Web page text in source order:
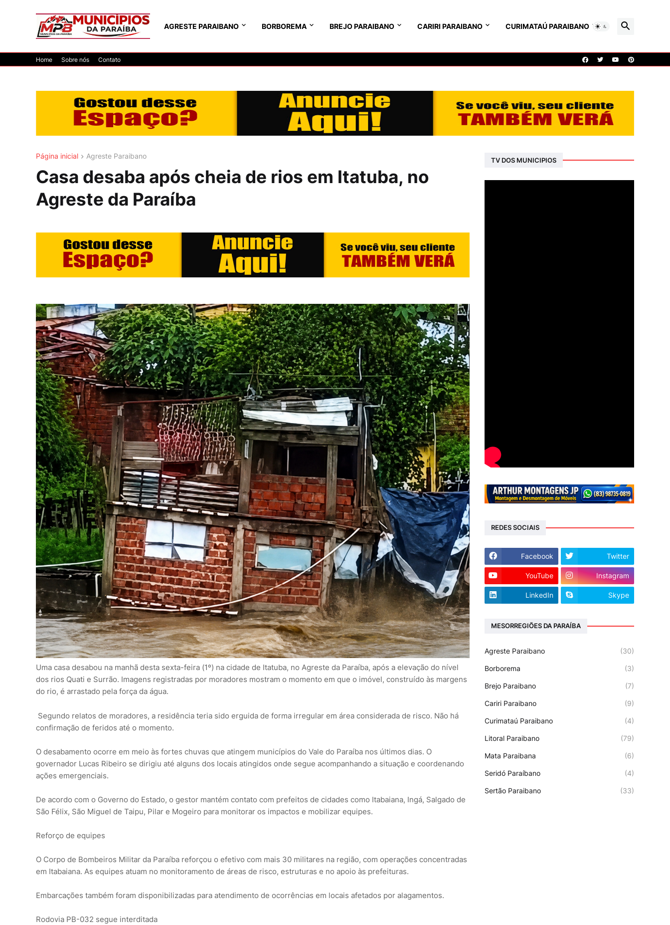
AGRESTE PARAIBANO BORBOREMA BREJO PARAIBANO CARIRI PARAIBANO CURIMATAÚ PARAIBANO
Home Sobre nós Contato
Página inicial Agreste Paraibano
Casa desaba após cheia de rios em Itatuba, no
Agreste da Paraíba
Uma casa desabou na manhã desta sexta-feira (1º) na cidade de Itatuba, no Agreste da Paraíba, após a elevação do nível
dos rios Quati e Surrão. Imagens registradas por moradores mostram o momento em que o imóvel, construído às margens
do rio, é arrastado pela força da água.
Segundo relatos de moradores, a residência teria sido erguida de forma irregular em área considerada de risco. Não há
confirmação de feridos até o momento.
O desabamento ocorre em meio às fortes chuvas que atingem municípios do Vale do Paraíba nos últimos dias. O
governador Lucas Ribeiro se dirigiu até alguns dos locais atingidos onde segue acompanhando a situação e coordenando
ações emergenciais.
De acordo com o Governo do Estado, o gestor mantém contato com prefeitos de cidades como Itabaiana, Ingá, Salgado de
São Félix, São Miguel de Taipu, Pilar e Mogeiro para monitorar os impactos e mobilizar equipes.
Reforço de equipes
O Corpo de Bombeiros Militar da Paraíba reforçou o efetivo com mais 30 militares na região, com operações concentradas
em Itabaiana. As equipes atuam no monitoramento de áreas de risco, estruturas e no apoio às prefeituras.
Embarcações também foram disponibilizadas para atendimento de ocorrências em locais afetados por alagamentos.
Rodovia PB-032 segue interditada
TV DOS MUNICIPIOS
REDES SOCIAIS
Facebook Twitter
YouTube Instagram
LinkedIn Skype
MESORREGIÕES DA PARAÍBA
Agreste Paraibano (30)
Borborema (3)
Brejo Paraibano (7)
Cariri Paraibano (9)
Curimataú Paraibano (4)
Litoral Paraibano (79)
Mata Paraibana (6)
Seridó Paraíbano (4)
Sertão Paraibano (33)